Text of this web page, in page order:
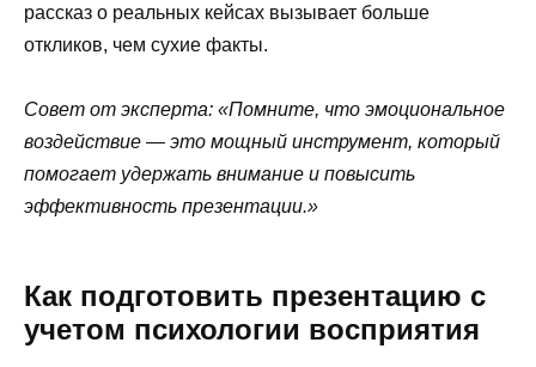
рассказ о реальных кейсах вызывает больше
откликов, чем сухие факты.
Совет от эксперта: «Помните, что эмоциональное
воздействие — это мощный инструмент, который
помогает удержать внимание и повысить
эффективность презентации.»
Как подготовить презентацию с
учетом психологии восприятия